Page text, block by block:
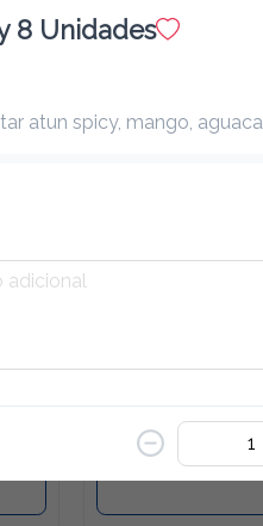
Rolls Crunchy Tuna
🔝🅱️rutal! Atún, queso
cebolla crujiente
8 Unidades
atun spicy, mango,